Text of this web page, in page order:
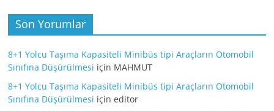
Son Yorumlar
8+1 Yolcu Taşıma Kapasiteli Minibüs tipi Araçların Otomobil
Sınıfına Düşürülmesi için MAHMUT
8+1 Yolcu Taşıma Kapasiteli Minibüs tipi Araçların Otomobil
Sınıfına Düşürülmesi içineditor